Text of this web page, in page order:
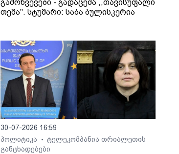
გამოწვევები - გადაცემა ,,თავისუფალი
თემა". სტუმარი: საბა ბულისკერია
30-07-2026 16:59
პოლიტიკა
•
ტელეკომპანია თრიალეთის
განცხადებები